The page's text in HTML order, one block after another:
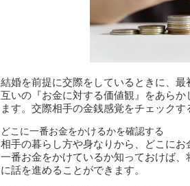
結婚を前提に交際をしているときに、
互いの『お金に対する価値観』をあら
ます。交際相手の金銭感覚をチェックす
どこに一番お金をかけるかを確認する
相手の暮らし方や身なりから、どこに
一番お金をかけているか知っておけば
に話を進めることができます。